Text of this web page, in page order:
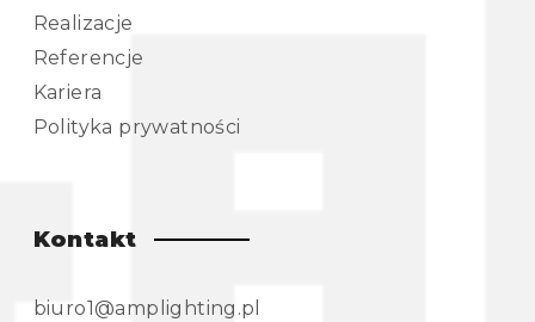
Realizacje
Referencje
Kariera
Polityka prywatności
Kontakt
biuro1@amplighting.pl